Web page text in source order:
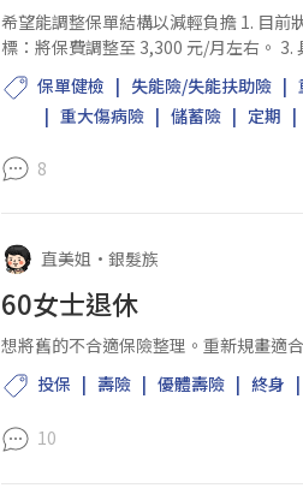
希望能調整保單結構以減輕負擔 1. 目前
標：將保費調整至 3,300 元/月左右。 3. 具體需求： 刪減：目前有多項重複的骨
希望能...
保單健檢 失能險/失能扶助險
重大傷病險
儲蓄險 定期
8
直美姐 • 銀髮族
60女士退休
想將舊的不合適保險整理。重新規畫適
投保
壽險 優體壽險 終身
10